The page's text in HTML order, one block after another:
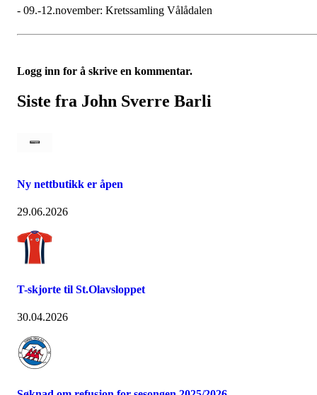
- 09.-12.november: Kretssamling Vålådalen
Logg inn for å skrive en kommentar.
Siste fra John Sverre Barli
Ny nettbutikk er åpen
29.06.2026
T-skjorte til St.Olavsloppet
30.04.2026